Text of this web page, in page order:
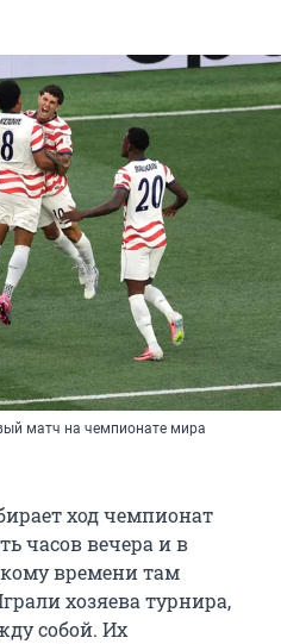
матч на чемпионате мира
ход чемпионат
часов вечера и в
времени там
хозяева турнира,
собой. Их